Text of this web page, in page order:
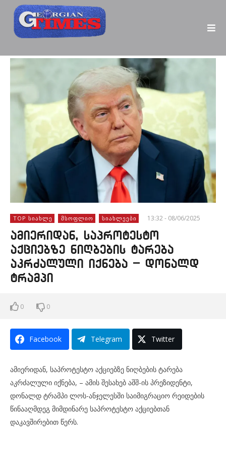
TOP ᲡᲘᲐᲮᲚᲔ ᲛᲡᲝᲤᲚᲘᲝ ᲡᲘᲐᲮᲚᲔᲔᲑᲘ 13:32 - 08/06/2025
ამიერიდან, საპროტესტო
აქციებზე ნიღბების ტარება
აკრძალული იქნება – დონალდ
ტრამპი
0 0
Facebook Telegram Twitter
ამიერიდან, საპროტესტო აქციებზე ნიღბების ტარება
აკრძალული იქნება, – ამის შესახებ აშშ-ის პრეზიდენტი,
დონალდ ტრამპი ლოს-ანჯელესში საიმიგრაციო რეიდების
წინააღმდეგ მიმდინარე საპროტესტო აქციებთან
დაკავშირებით წერს.